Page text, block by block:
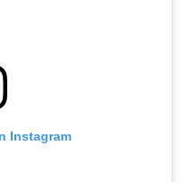
Instagram